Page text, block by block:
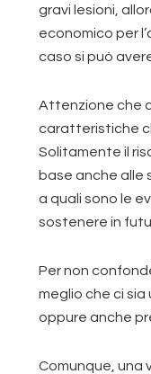
gravi lesioni,
economico per
caso si può
Attenzione che
caratteristiche
Solitamente il
base anche alle
a quali sono le
sostenere in
Per non
meglio che ci sia
oppure anche
Comunque, una